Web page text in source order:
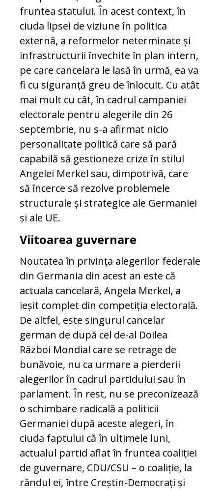
fruntea statului. În acest context, în
ciuda lipsei de viziune în politica
externă, a reformelor neterminate și
infrastructurii învechite în plan intern,
pe care cancelara le lasă în urmă, ea va
fi cu siguranță greu de înlocuit. Cu atât
mai mult cu cât, în cadrul campaniei
electorale pentru alegerile din 26
septembrie, nu s-a afirmat nicio
personalitate politică care să pară
capabilă să gestioneze crize în stilul
Angelei Merkel sau, dimpotrivă, care
să încerce să rezolve problemele
structurale și strategice ale Germaniei
și ale UE.
Viitoarea guvernare
Noutatea în privința alegerilor federale
din Germania din acest an este că
actuala cancelară, Angela Merkel, a
ieșit complet din competiția electorală.
De altfel, este singurul cancelar
german de după cel de-al Doilea
Război Mondial care se retrage de
bunăvoie, nu ca urmare a pierderii
alegerilor în cadrul partidului sau în
parlament. În rest, nu se preconizează
o schimbare radicală a politicii
Germaniei după aceste alegeri, în
ciuda faptului că în ultimele luni,
actualul partid aflat în fruntea coaliției
de guvernare, CDU/CSU – o coaliție, la
rândul ei, între Creștin-Democrați și